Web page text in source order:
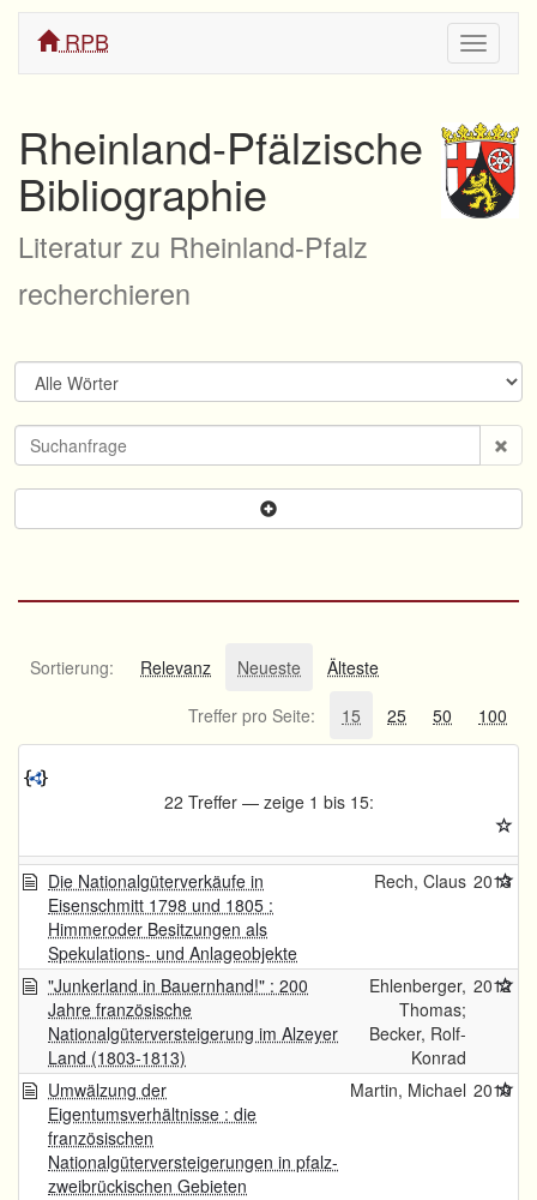
ein/
RPB
Rheinland-Pfälzische
Bibliographie
Literatur zu Rheinland-Pfalz
recherchieren
Sortierung: Relevanz Neueste
Älteste
Treffer pro Seite:
15 25 50 100
22 Treffer — zeige 1 bis 15:
Die Nationalgüterverkäufe in
Eisenschmitt 1798 und 1805 :
Himmeroder Besitzungen als
Spekulations- und Anlageobjekte
Rech, Claus 2013
"Junkerland in Bauernhand!" : 200
Jahre französische
Nationalgüterversteigerung im Alzeyer
Land (1803-1813)
Ehlenberger,
Thomas;
Becker, Rolf-
Konrad
2012
Umwälzung der
Eigentumsverhältnisse : die
französischen
Nationalgüterversteigerungen in pfalz-
zweibrückischen Gebieten
Martin, Michael 2010